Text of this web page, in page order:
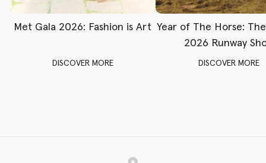
Met Gala 2026: Fashion is Art
DISCOVER MORE
Year of The Horse:
2026 Runway
DISCOVER MORE